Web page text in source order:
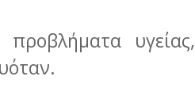
προβλήματα